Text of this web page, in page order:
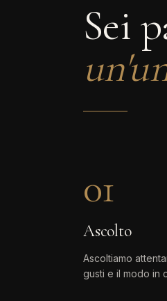
Sei
01
Ascolto
Ascoltiamo
gusti e il modo in